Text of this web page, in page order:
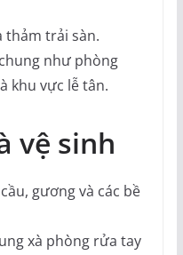
thảm trải sàn.
như phòng
khu vực lễ tân.
vệ sinh
gương và các bề
xà phòng rửa tay